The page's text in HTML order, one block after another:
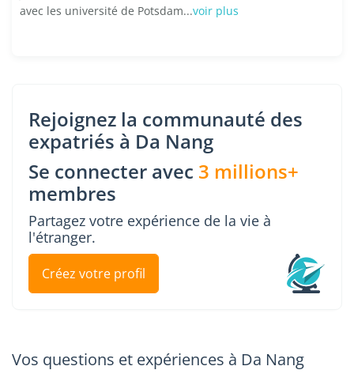
avec les université de Potsdam...voir plus
Rejoignez la communauté des
expatriés à Da Nang
Se connecter avec 3 millions+
membres
Partagez votre expérience de la vie à
l'étranger.
Créez votre profil
Vos questions et expériences à Da Nang